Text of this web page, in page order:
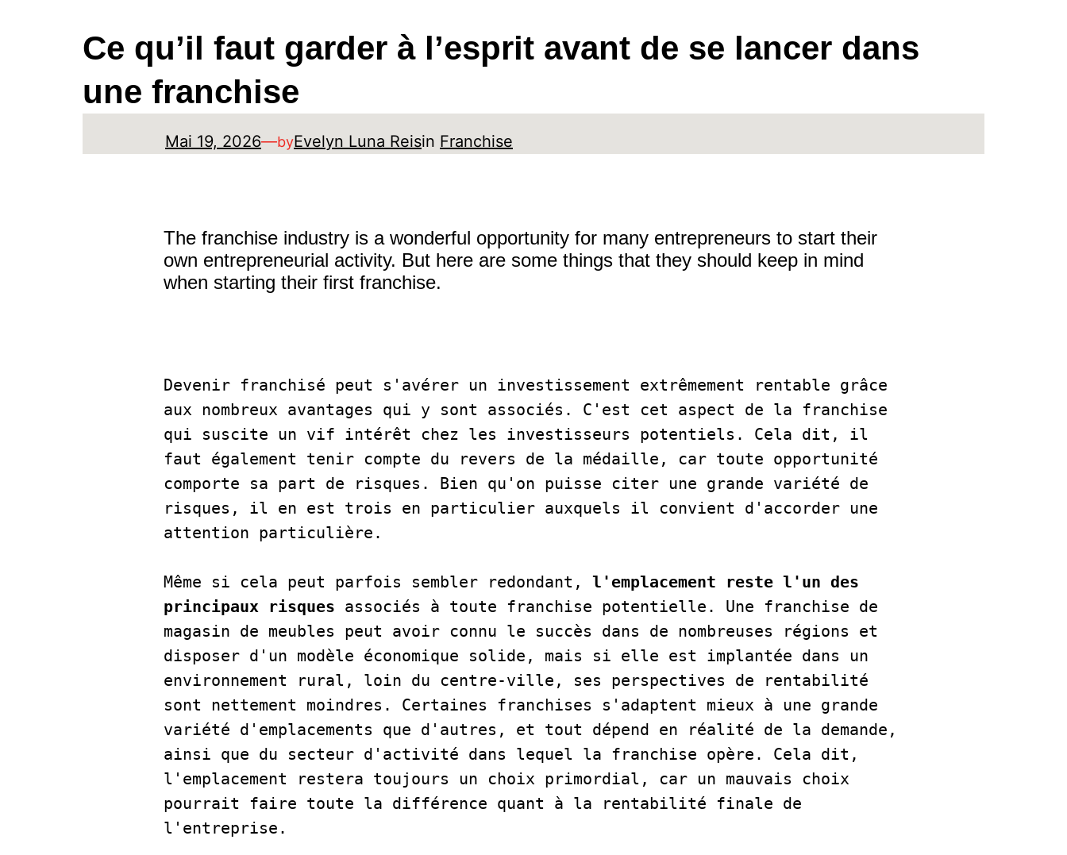
Ce qu’il faut garder à l’esprit avant de se lancer dans
une franchise
Mai 19, 2026—byEvelyn Luna Reisin Franchise
The franchise industry is a wonderful opportunity for many entrepreneurs to start their
own entrepreneurial activity. But here are some things that they should keep in mind
when starting their first franchise.
Devenir franchisé peut s'avérer un investissement extrêmement rentable grâce
aux nombreux avantages qui y sont associés. C'est cet aspect de la franchise
qui suscite un vif intérêt chez les investisseurs potentiels. Cela dit, il
faut également tenir compte du revers de la médaille, car toute opportunité
comporte sa part de risques. Bien qu'on puisse citer une grande variété de
risques, il en est trois en particulier auxquels il convient d'accorder une
attention particulière.
Même si cela peut parfois sembler redondant,
l'emplacement reste l'un des
principaux risques associés à toute franchise potentielle. Une franchise de
magasin de meubles peut avoir connu le succès dans de nombreuses régions et
disposer d'un modèle économique solide, mais si elle est implantée dans un
environnement rural, loin du centre-ville, ses perspectives de rentabilité
sont nettement moindres. Certaines franchises s'adaptent mieux à une grande
variété d'emplacements que d'autres, et tout dépend en réalité de la demande,
ainsi que du secteur d'activité dans lequel la franchise opère. Cela dit,
l'emplacement restera toujours un choix primordial, car un mauvais choix
pourrait faire toute la différence quant à la rentabilité finale de
l'entreprise.